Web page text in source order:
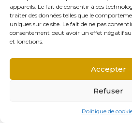
appareils. Le fait de consentir à ces
traiter des données telles que le
uniques sur ce site. Le fait de ne pas
consentement peut avoir un effet négatif
et fonctions.
Accepter
Refuser
Politique de
Inscrivez-vous à notre
Création Site InternetLuberia